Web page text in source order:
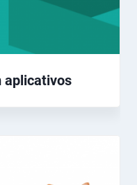
aplicativos